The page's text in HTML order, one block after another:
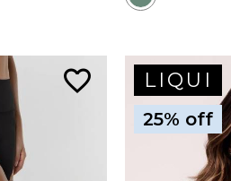
favorite_border LIQUI
25% off